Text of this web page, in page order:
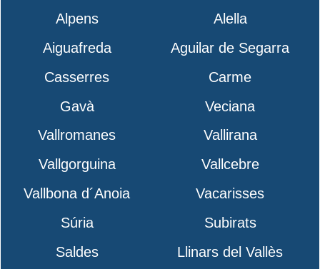
Alpens
Alella
Aiguafreda
Aguilar de Segarra
Casserres
Carme
Gavà
Veciana
Vallromanes
Vallirana
Vallgorguina
Vallcebre
Vallbona d´Anoia
Vacarisses
Súria
Subirats
Saldes
Llinars del Vallès